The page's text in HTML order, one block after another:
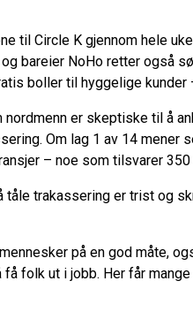
til Circle K gjennom hele
bareier NoHo retter også
boller til hyggelige kunder
er skeptiske til å
Om lag 1 av 14 mener
– noe som tilsvarer 350
tåle trakassering er trist og
på en god måte,
folk ut i jobb. Her får